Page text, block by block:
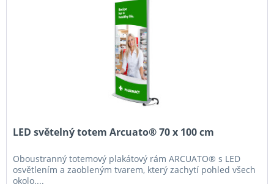
LED světelný totem Arcuato® 70 x 100 cm
Oboustranný totemový plakátový rám ARCUATO® s LED
osvětlením a zaobleným tvarem, který zachytí pohled všech
okolo....